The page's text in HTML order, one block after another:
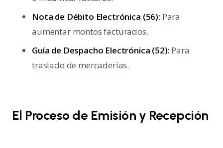
Nota de Débito Electrónica (56): Para
aumentar montos facturados.
Guía de Despacho Electrónica (52): Para
traslado de mercaderías.
El Proceso de Emisión y Recepción